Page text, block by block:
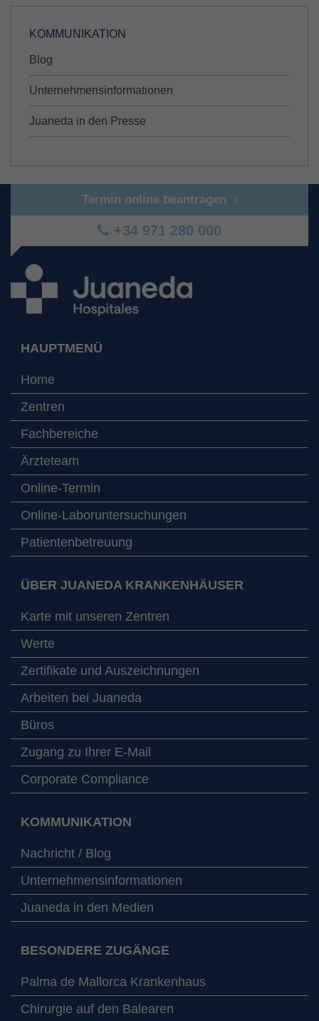
KOMMUNIKATION
Blog
Unternehmensinformationen
Juaneda in den Presse
Termin online beantragen
+34 971 280 000
HAUPTMENÜ
Home
Zentren
Fachbereiche
Ärzteteam
Online-Termin
Online-Laboruntersuchungen
Patientenbetreuung
ÜBER JUANEDA KRANKENHÄUSER
Karte mit unseren Zentren
Werte
Zertifikate und Auszeichnungen
Arbeiten bei Juaneda
Büros
Zugang zu Ihrer E-Mail
Corporate Compliance
KOMMUNIKATION
Nachricht / Blog
Unternehmensinformationen
Juaneda in den Medien
BESONDERE ZUGÄNGE
Palma de Mallorca Krankenhaus
Chirurgie auf den Balearen